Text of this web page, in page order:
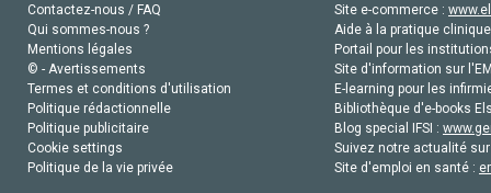
Contactez-nous / FAQ
Qui sommes-nous ?
Mentions légales
© - Avertissements
Termes et conditions d'utilisation
Politique rédactionnelle
Politique publicitaire
Cookie settings
Politique de la vie privée
Site e-commerce :
Aide à la pratique
Portail pour les
Site d'information sur
E-learning pour les
Bibliothèque d'e-books
Blog special IFSI :
Suivez notre actualité
Site d'emploi en santé :